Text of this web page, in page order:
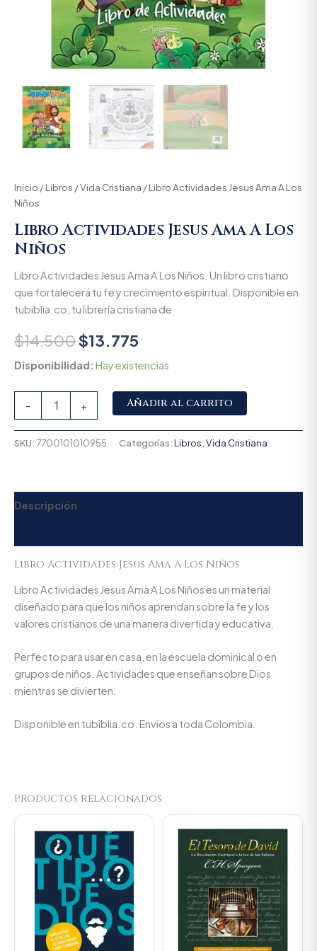
Inicio /Libros /Vida Cristiana / Libro Actividades Jesus Ama A Los
Niños
Libro Actividades Jesus Ama A Los
Niños
Libro Actividades Jesus Ama A Los Niños. Un libro cristiano
que fortalecerá tu fe y crecimiento espiritual. Disponible en
tubiblia.co, tu librería cristiana de
$14.500$13.775
Disponibilidad: Hay existencias
- + Añadir al carrito
SKU: 7700101010955 Categorías:Libros Vida Cristiana
Descripción
Libro Actividades Jesus Ama A Los Niños
Libro Actividades Jesus Ama A Los Niños es un material
diseñado para que los niños aprendan sobre la fe y los
valores cristianos de una manera divertida y educativa.
Perfecto para usar en casa, en la escuela dominical o en
grupos de niños. Actividades que enseñan sobre Dios
mientras se divierten.
Disponible en tubiblia.co. Envíos a toda Colombia.
Productos relacionados
price
$59.800.
Current
price
$56.810.
price
was:
$450.000.
price